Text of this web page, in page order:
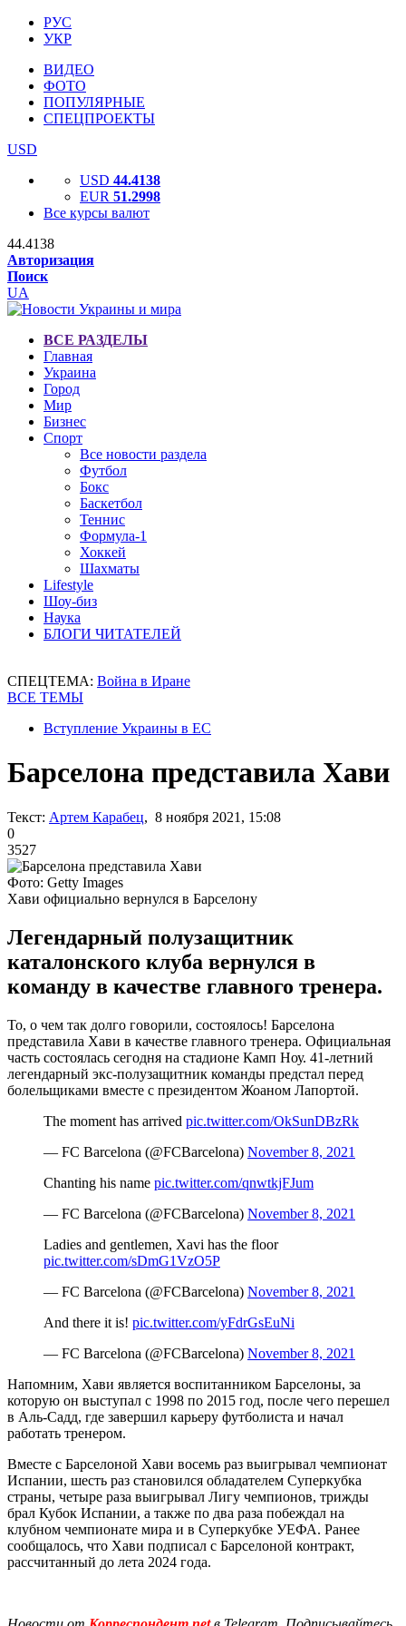
РУС
УКР
ВИДЕО
ФОТО
ПОПУЛЯРНЫЕ
СПЕЦПРОЕКТЫ
USD
USD 44.4138
EUR 51.2998
Все курсы валют
44.4138
Авторизация
Поиск
UA
ВСЕ РАЗДЕЛЫ
Главная
Украина
Город
Мир
Бизнес
Спорт
Все новости раздела
Футбол
Бокс
Баскетбол
Теннис
Формула-1
Хоккей
Шахматы
Lifestyle
Шоу-биз
Наука
БЛОГИ ЧИТАТЕЛЕЙ
СПЕЦТЕМА: Война в Иране
ВСЕ ТЕМЫ
Вступление Украины в ЕС
Барселона представила Хави
Текст: Артем Карабец, 8 ноября 2021, 15:08
0
3527
Фото: Getty Images
Хави официально вернулся в Барселону
Легендарный полузащитник
каталонского клуба вернулся в
команду в качестве главного тренера.
То, о чем так долго говорили, состоялось! Барселона
представила Хави в качестве главного тренера. Официальная
часть состоялась сегодня на стадионе Камп Ноу. 41-летний
легендарный экс-полузащитник команды предстал перед
болельщиками вместе с президентом Жоаном Лапортой.
The moment has arrived pic.twitter.com/OkSunDBzRk
— FC Barcelona (@FCBarcelona) November 8, 2021
Chanting his name pic.twitter.com/qnwtkjFJum
— FC Barcelona (@FCBarcelona) November 8, 2021
Ladies and gentlemen, Xavi has the floor
pic.twitter.com/sDmG1VzO5P
— FC Barcelona (@FCBarcelona) November 8, 2021
And there it is! pic.twitter.com/yFdrGsEuNi
— FC Barcelona (@FCBarcelona) November 8, 2021
Напомним, Хави является воспитанником Барселоны, за
которую он выступал с 1998 по 2015 год, после чего перешел
в Аль-Садд, где завершил карьеру футболиста и начал
работать тренером.
Вместе с Барселоной Хави восемь раз выигрывал чемпионат
Испании, шесть раз становился обладателем Суперкубка
страны, четыре раза выигрывал Лигу чемпионов, трижды
брал Кубок Испании, а также по два раза побеждал на
клубном чемпионате мира и в Суперкубке УЕФА. Ранее
сообщалось, что Хави подписал с Барселоной контракт,
рассчитанный до лета 2024 года.